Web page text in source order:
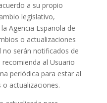
a su propio
legislativo,
Agencia Española de
o actualizaciones
no serán notificados de
al Usuario
periódica para estar al
actualizaciones.